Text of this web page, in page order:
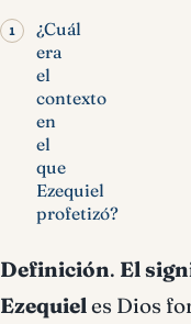
¿Cuál
era
el
contexto
en
el
que
Ezequiel
profetizó?
Definición. El
Ezequieles Dios